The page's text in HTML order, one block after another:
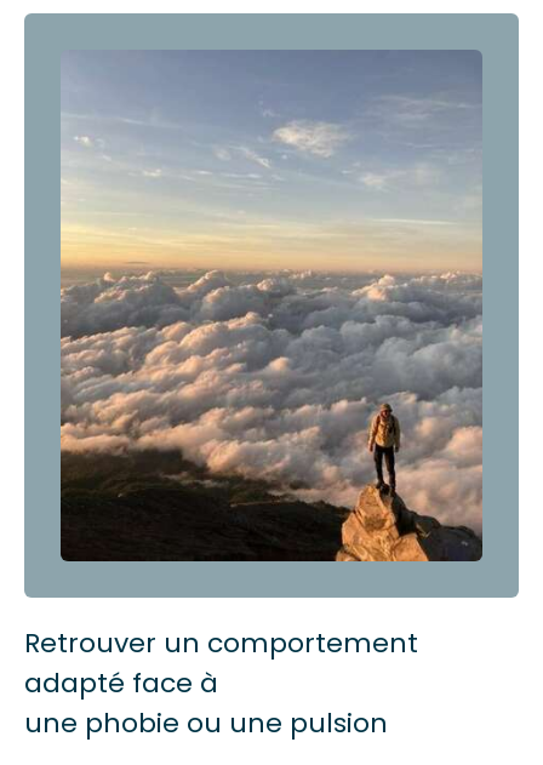
Retrouver un comportement
adapté face à
une phobie ou une pulsion